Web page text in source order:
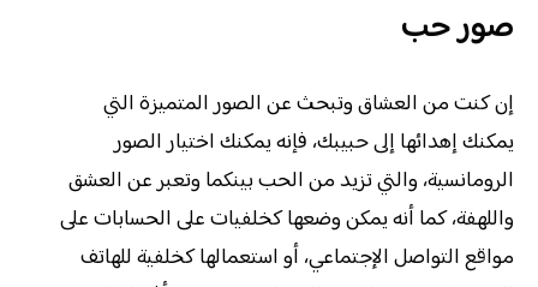
صور حب
إن كنت من العشاق وتبحث عن الصور المتميزة التي
يمكنك إهدائها إلى حبيبك، فإنه يمكنك اختيار الصور
الرومانسية، والتي تزيد من الحب بينكما وتعبر عن العشق
واللهفة، كما أنه يمكن وضعها كخلفيات على الحسابات على
مواقع التواصل الإجتماعي، أو استعمالها كخلفية للهاتف